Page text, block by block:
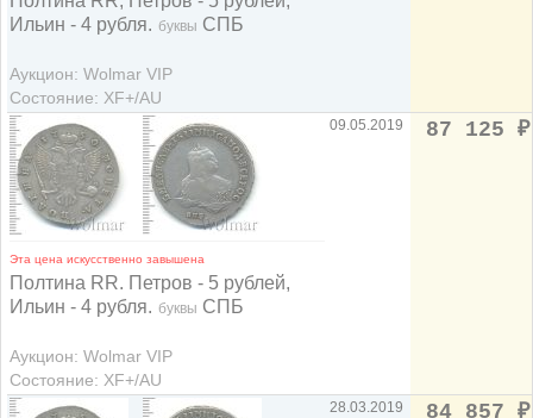
Ильин - 4 рубля. буквы СПБ
Аукцион: Wolmar VIP
Состояние: XF+/AU
Эта цена искусственно завышена
Полтина RR. Петров - 5 рублей,
Ильин - 4 рубля. буквы СПБ
Аукцион: Wolmar VIP
Состояние: XF+/AU
09.05.2019 87 125 ₽
28.03.2019 84 857 ₽